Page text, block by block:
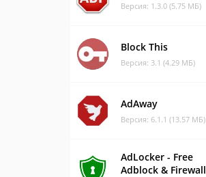
Версия: 1.3.0 (5.75 МБ)
Block This
Версия: 3.1 (4.29 МБ)
AdAway
Версия: 6.1.1 (13.57 МБ)
AdLocker - Free
Adblock & Firewall